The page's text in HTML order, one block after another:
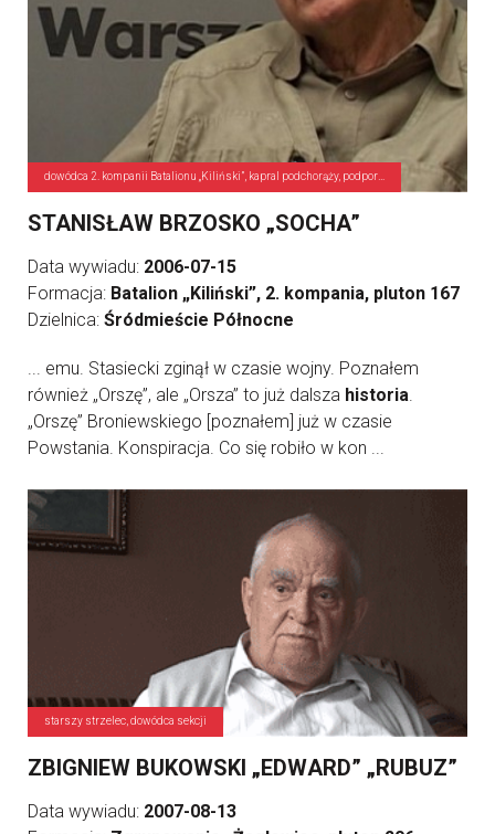
STANISŁAW BRZOSKO „SOCHA”
Data wywiadu: 2006-07-15
Formacja: Batalion „Kiliński”, 2. kompania, pluton 167
Dzielnica: Śródmieście Północne
... emu. Stasiecki zginął w czasie wojny. Poznałem
również „Orszę”, ale „Orsza” to już dalsza historia.
„Orszę” Broniewskiego [poznałem] już w czasie
Powstania. Konspiracja. Co się robiło w kon ...
starszy strzelec, dowódca sekcji
ZBIGNIEW BUKOWSKI „EDWARD” „RUBUZ”
Data wywiadu: 2007-08-13